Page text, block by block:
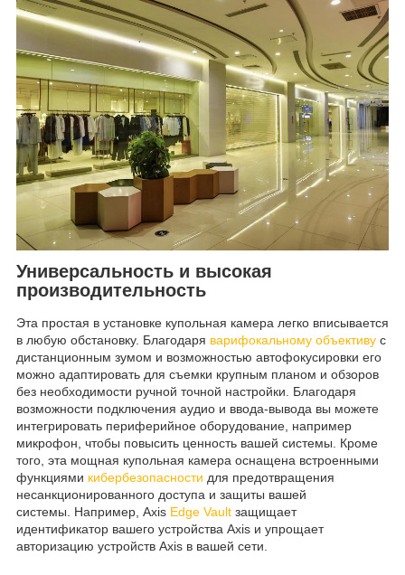
Универсальность и высокая
производительность
Эта простая в установке купольная камера легко вписывается
в любую обстановку. Благодаря варифокальному объективу с
дистанционным зумом и возможностью автофокусировки его
можно адаптировать для съемки крупным планом и обзоров
без необходимости ручной точной настройки. Благодаря
возможности подключения аудио и ввода-вывода вы можете
интегрировать периферийное оборудование, например
микрофон, чтобы повысить ценность вашей системы. Кроме
того, эта мощная купольная камера оснащена встроенными
функциями кибербезопасности для предотвращения
несанкционированного доступа и защиты вашей
системы. Например, Axis Edge Vault защищает
идентификатор вашего устройства Axis и упрощает
авторизацию устройств Axis в вашей сети.